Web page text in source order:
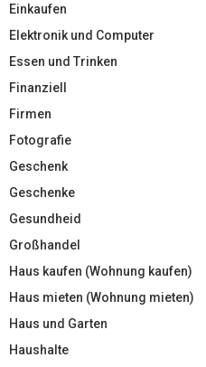
Einkaufen
Elektronik und Computer
Essen und Trinken
Finanziell
Firmen
Fotografie
Geschenk
Geschenke
Gesundheid
Großhandel
Haus kaufen (Wohnung kaufen)
Haus mieten (Wohnung mieten)
Haus und Garten
Haushalte